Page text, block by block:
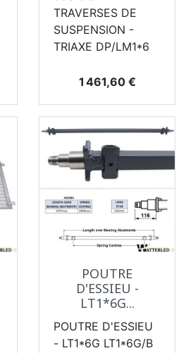
TRAVERSES DE
SUSPENSION -
TRIAXE DP/LM1*6
Prix
1 461,60 €
POUTRE
D'ESSIEU -
LT1*6G...
POUTRE D'ESSIEU
- LT1*6G LT1*6G/B